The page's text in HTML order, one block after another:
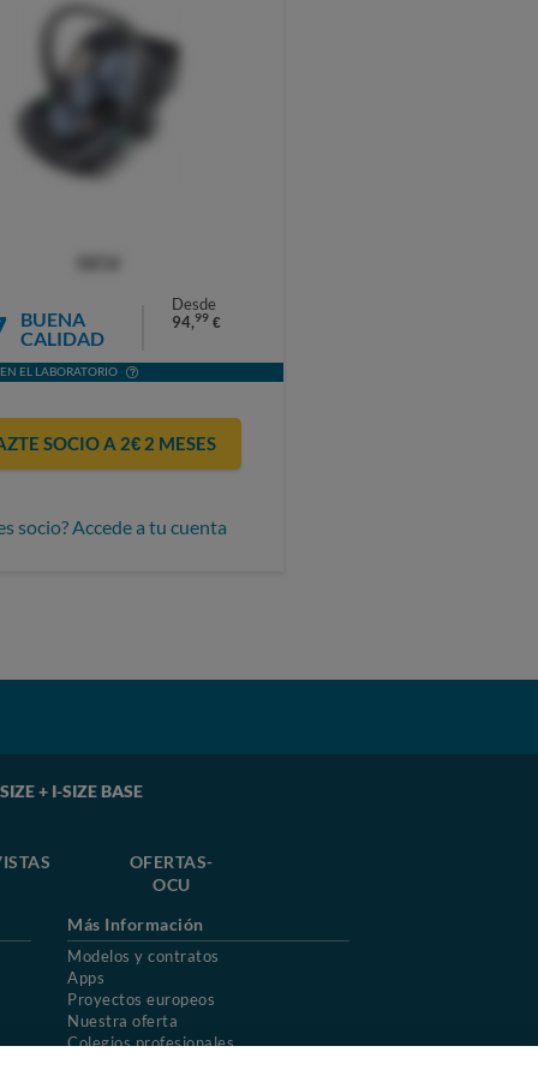
BUENA
CALIDAD
Desde
94,99 €
EL LABORATORIO
SOCIO A 2€ 2 MESES
socio? Accede a tu cuenta
+ I-SIZE BASE
OFERTAS-
OCU
Más Información
Modelos y contratos
Apps
Proyectos europeos
Nuestra oferta
Colegios profesionales